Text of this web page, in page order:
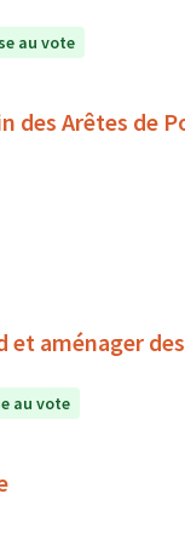
au vote
des Arêtes de
aménager
au vote